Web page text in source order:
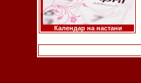
Календар на настани